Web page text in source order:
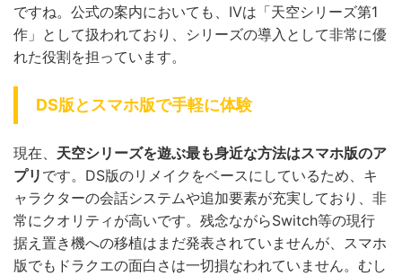
ですね。公式の案内においても、IVは「天空シリーズ第1
作」として扱われており、シリーズの導入として非常に優
れた役割を担っています。
DS版とスマホ版で手軽に体験
現在、 天空シリーズを遊ぶ最も身近な方法はスマホ版のア
プリ です。DS版のリメイクをベースにしているため、キ
ャラクターの会話システムや追加要素が充実しており、非
常にクオリティが高いです。残念ながらSwitch等の現行
据え置き機への移植はまだ発表されていませんが、スマホ
版でもドラクエの面白さは一切損なわれていません。むし